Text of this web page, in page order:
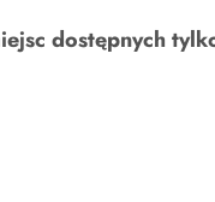
dostępnych